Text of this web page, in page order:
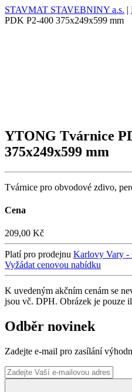
STAVMAT STAVEBNINY a.s. |
PDK P2-400 375x249x599 mm
YTONG Tvárnice
375x249x599 mm
Tvárnice pro obvodové zdivo,
Cena
209,00 Kč
Platí pro prodejnu Karlovy Vary -
Vyžádat cenovou nabídku
K uvedeným akčním cenám se
jsou vč. DPH. Obrázek je pouze
Odběr novinek
Zadejte e-mail pro zasílání